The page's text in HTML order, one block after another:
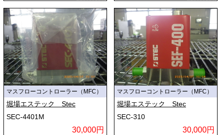
マスフローコントローラー（MFC）
堀場エステック Stec
SEC-4401M
30,000円
マスフローコントローラー（MFC）
堀場エステック Stec
SEC-310
30,000円